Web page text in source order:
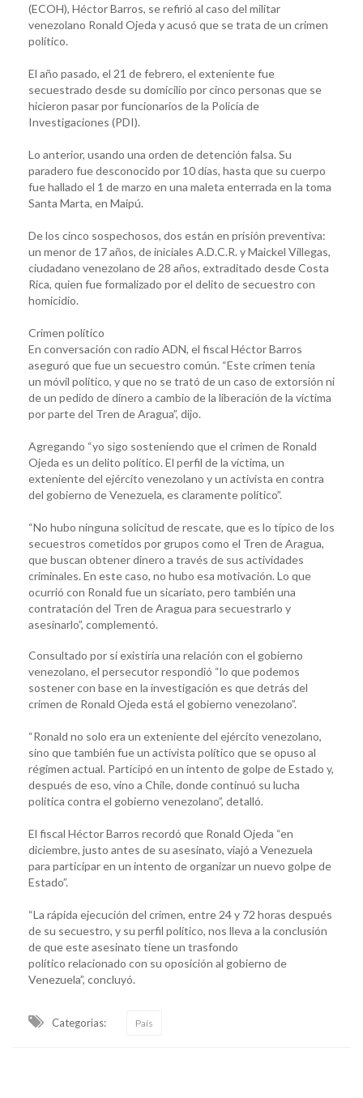
(ECOH), Héctor Barros, se refirió al caso del militar
venezolano Ronald Ojeda y acusó que se trata de un crimen
político.
El año pasado, el 21 de febrero, el exteniente fue
secuestrado desde su domicilio por cinco personas que se
hicieron pasar por funcionarios de la Policía de
Investigaciones (PDI).
Lo anterior, usando una orden de detención falsa. Su
paradero fue desconocido por 10 días, hasta que su cuerpo
fue hallado el 1 de marzo en una maleta enterrada en la toma
Santa Marta, en Maipú.
De los cinco sospechosos, dos están en prisión preventiva:
un menor de 17 años, de iniciales A.D.C.R. y Maickel Villegas,
ciudadano venezolano de 28 años, extraditado desde Costa
Rica, quien fue formalizado por el delito de secuestro con
homicidio.
Crimen político
En conversación con radio ADN, el fiscal Héctor Barros
aseguró que fue un secuestro común. “Este crimen tenía
un móvil político, y que no se trató de un caso de extorsión ni
de un pedido de dinero a cambio de la liberación de la víctima
por parte del Tren de Aragua”, dijo.
Agregando “yo sigo sosteniendo que el crimen de Ronald
Ojeda es un delito político. El perfil de la víctima, un
exteniente del ejército venezolano y un activista en contra
del gobierno de Venezuela, es claramente político”.
“No hubo ninguna solicitud de rescate, que es lo típico de los
secuestros cometidos por grupos como el Tren de Aragua,
que buscan obtener dinero a través de sus actividades
criminales. En este caso, no hubo esa motivación. Lo que
ocurrió con Ronald fue un sicariato, pero también una
contratación del Tren de Aragua para secuestrarlo y
asesinarlo”, complementó.
Consultado por si existiría una relación con el gobierno
venezolano, el persecutor respondió “lo que podemos
sostener con base en la investigación es que detrás del
crimen de Ronald Ojeda está el gobierno venezolano”.
“Ronald no solo era un exteniente del ejército venezolano,
sino que también fue un activista político que se opuso al
régimen actual. Participó en un intento de golpe de Estado y,
después de eso, vino a Chile, donde continuó su lucha
política contra el gobierno venezolano”, detalló.
El fiscal Héctor Barros recordó que Ronald Ojeda “en
diciembre, justo antes de su asesinato, viajó a Venezuela
para participar en un intento de organizar un nuevo golpe de
Estado”.
“La rápida ejecución del crimen, entre 24 y 72 horas después
de su secuestro, y su perfil político, nos lleva a la conclusión
de que este asesinato tiene un trasfondo
político relacionado con su oposición al gobierno de
Venezuela”, concluyó.
Categorias: País